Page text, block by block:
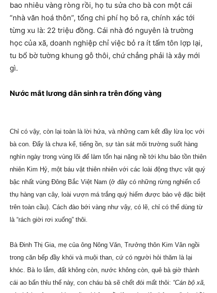
bao nhiêu vàng ròng rồi, họ tu sửa cho bà con một cái
“nhà văn hoá thôn”, tổng chi phí họ bỏ ra, chính xác tới
từng xu là: 22 triệu đồng. Cái nhà đó nguyên là trường
học của xã, doanh nghiệp chỉ việc bỏ ra ít tấm tôn lợp lại,
tu bổ bờ tường khung gỗ thôi, chứ chẳng phải là xây mới
gì.
Nước mắt lương dân sinh ra trên đống vàng
Chỉ có vậy, còn lại toàn là lời hứa, và những cam kết đầy lừa lọc với
bà con. Đấy là chưa kể, tiếng ồn, sự tàn sát môi trường suốt hàng
nghìn ngày trong vùng lõi để làm tổn hại nặng nề tới khu bảo tồn thiên
nhiên Kim Hỷ, một báu vật thiên nhiên với các loài động thực vật quý
bậc nhất vùng Đông Bắc Việt Nam (ở đây có những rừng nghiến cổ
thụ hàng vạn cây, loài vượn má trắng quý hiếm được bảo vệ đặc biệt
trên toàn cầu). Cách đào bới vàng như vậy, có lẽ, chỉ có thể dùng từ
là “rách giời rơi xuống” thôi.
Bà Đinh Thị Gia, mẹ của ông Nông Văn, Trưởng thôn Kim Vân ngồi
trong căn bếp đầy khói và muội than, cứ có người hỏi thăm là lại
khóc. Bà lo lắm, đất không còn, nước không còn, quê bà giờ thành
cái ao bẩn thỉu thế này, con cháu bà sẽ chết đói mất thôi: “Cán bộ xã,